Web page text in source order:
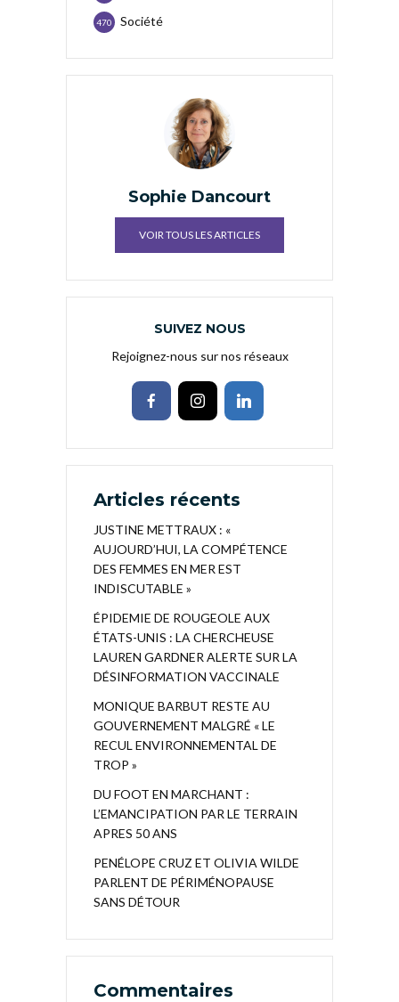
Société
470
Sophie Dancourt
VOIR TOUS LES ARTICLES
SUIVEZ NOUS
Rejoignez-nous sur nos réseaux
Articles récents
JUSTINE METTRAUX : «
AUJOURD’HUI, LA COMPÉTENCE
DES FEMMES EN MER EST
INDISCUTABLE »
ÉPIDEMIE DE ROUGEOLE AUX
ÉTATS-UNIS : LA CHERCHEUSE
LAUREN GARDNER ALERTE SUR LA
DÉSINFORMATION VACCINALE
MONIQUE BARBUT RESTE AU
GOUVERNEMENT MALGRÉ « LE
RECUL ENVIRONNEMENTAL DE
TROP »
DU FOOT EN MARCHANT :
L’EMANCIPATION PAR LE TERRAIN
APRES 50 ANS
PENÉLOPE CRUZ ET OLIVIA WILDE
PARLENT DE PÉRIMÉNOPAUSE
SANS DÉTOUR
Commentaires